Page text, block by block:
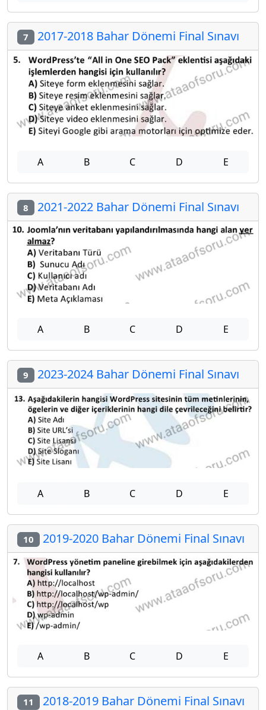
7 2017-2018 Bahar Dönemi Final Sınavı
A B C D E
8 2021-2022 Bahar Dönemi Final Sınavı
A B C D E
9 2023-2024 Bahar Dönemi Final Sınavı
A B C D E
10 2019-2020 Bahar Dönemi Final Sınavı
A B C D E
11 2018-2019 Bahar Dönemi Final Sınavı